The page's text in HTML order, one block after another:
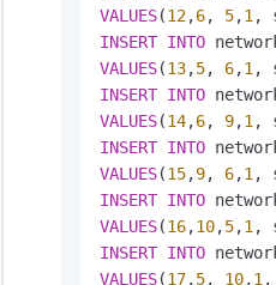
VALUES(12,6, 5,1 ,
INSERT INTO
VALUES(13,5, 6,1 ,
INSERT INTO
VALUES(14,6, 9,1 ,
INSERT INTO
VALUES(15,9, 6,1 ,
INSERT INTO
VALUES(16,10,5,1 ,
INSERT INTO
VALUES(17,5, 10,1 ,